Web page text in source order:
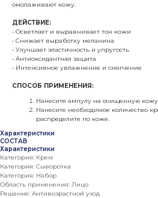
омолаживают кожу.
ДЕЙСТВИЕ:
• Осветляет и выравнивает тон кожи
• Снижает выработку меланина
• Улучшает эластичность и упругость
• Антиоксидантная защита
• Интенсивное увлажнение и смягчение
СПОСОБ ПРИМЕНЕНИЯ:
Нанесите ампулу на очищенную кожу
Нанесите необходимое количество
распределите по коже.
Характеристики
СОСТАВ
Характеристики
Категория: Крем
Категория: Сыворотка
Категория: Набор
Область применения: Лицо
Решение: Антивозрастной уход